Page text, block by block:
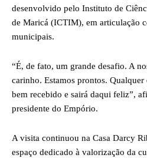
desenvolvido pelo Instituto de
de Maricá (ICTIM), em articulação
municipais.
“É, de fato, um grande desafio. A
carinho. Estamos prontos.
bem recebido e sairá daqui feliz”,
presidente do Empório.
A visita continuou na Casa Darcy
espaço dedicado à valorização da